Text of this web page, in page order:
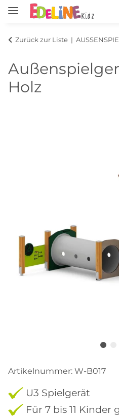
Zurück zur Liste
Holz
Artikelnummer: W-B017
U3 Spielgerät
Für 7 bis 11 Kinder